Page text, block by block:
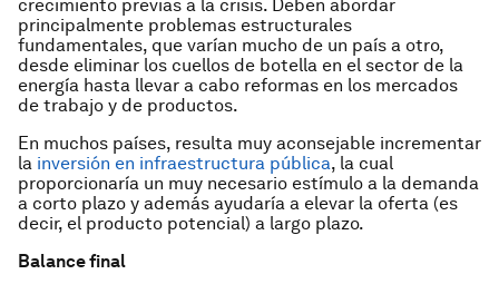
crecimiento previas a la crisis. Deben abordar
principalmente problemas estructurales
fundamentales, que varían mucho de un país a otro,
desde eliminar los cuellos de botella en el sector de la
energía hasta llevar a cabo reformas en los mercados
de trabajo y de productos.
En muchos países, resulta muy aconsejable incrementar
la inversión en infraestructura pública, la cual
proporcionaría un muy necesario estímulo a la demanda
a corto plazo y además ayudaría a elevar la oferta (es
decir, el producto potencial) a largo plazo.
Balance final